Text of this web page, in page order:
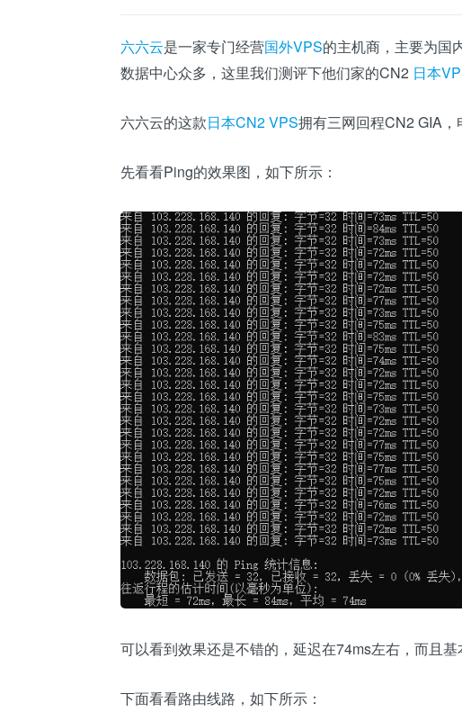
六六云是一家专门经营国外VPS的主机商，主要为国
数据中心众多，这里我们测评下他们家的CN2 日本
六六云的这款日本CN2 VPS拥有三网回程CN2 GIA，
先看看Ping的效果图，如下所示：
可以看到效果还是不错的，延迟在74ms左右，而且基
下面看看路由线路，如下所示：